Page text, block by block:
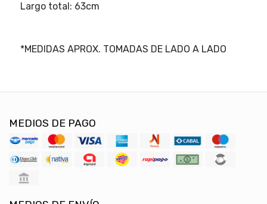
Largo total: 63cm
*MEDIDAS APROX. TOMADAS DE LADO A LADO
MEDIOS DE PAGO